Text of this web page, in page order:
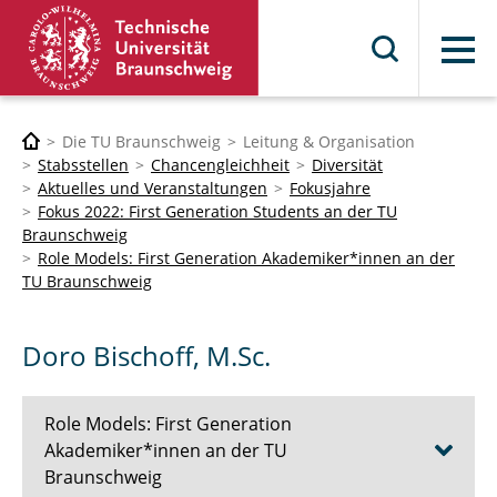
Menü
Die TU Braunschweig
Leitung & Organisation
Stabsstellen
Chancengleichheit
Diversität
Aktuelles und Veranstaltungen
Fokusjahre
Fokus 2022: First Generation Students an der TU
Braunschweig
Role Models: First Generation Akademiker*innen an der
TU Braunschweig
Doro Bischoff, M.Sc.
Role Models: First Generation
Akademiker*innen an der TU
Braunschweig